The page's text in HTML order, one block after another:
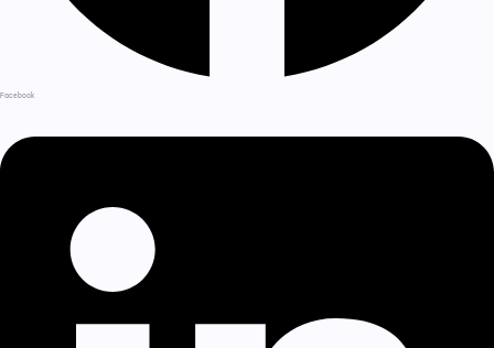
Facebook